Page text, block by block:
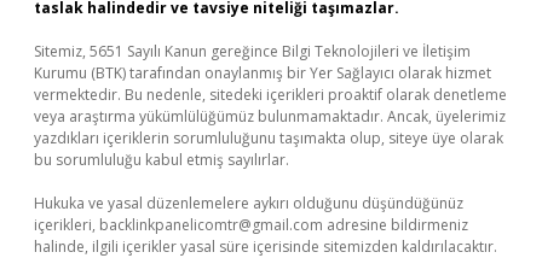
taslak halindedir ve tavsiye niteliği taşımazlar.
Sitemiz, 5651 Sayılı Kanun gereğince Bilgi Teknolojileri ve İletişim
Kurumu (BTK) tarafından onaylanmış bir Yer Sağlayıcı olarak hizmet
vermektedir. Bu nedenle, sitedeki içerikleri proaktif olarak denetleme
veya araştırma yükümlülüğümüz bulunmamaktadır. Ancak, üyelerimiz
yazdıkları içeriklerin sorumluluğunu taşımakta olup, siteye üye olarak
bu sorumluluğu kabul etmiş sayılırlar.
Hukuka ve yasal düzenlemelere aykırı olduğunu düşündüğünüz
içerikleri, backlinkpanelicomtr@gmail.com adresine bildirmeniz
halinde, ilgili içerikler yasal süre içerisinde sitemizden kaldırılacaktır.